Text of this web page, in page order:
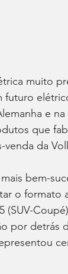
muito
futuro
e
que
da
bem-
o
por detrás